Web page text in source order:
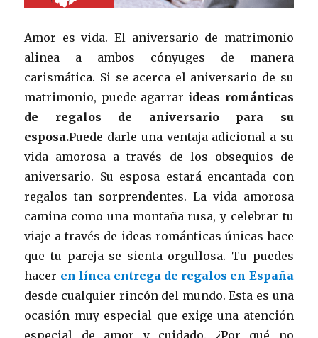
Amor es vida. El aniversario de matrimonio
alinea a ambos cónyuges de manera
carismática. Si se acerca el aniversario de su
matrimonio, puede agarrar ideas románticas
de regalos de aniversario para su
esposa.Puede darle una ventaja adicional a su
vida amorosa a través de los obsequios de
aniversario. Su esposa estará encantada con
regalos tan sorprendentes. La vida amorosa
camina como una montaña rusa, y celebrar tu
viaje a través de ideas románticas únicas hace
que tu pareja se sienta orgullosa. Tu puedes
hacer en línea entrega de regalos en España
desde cualquier rincón del mundo. Esta es una
ocasión muy especial que exige una atención
especial de amor y cuidado. ¿Por qué no